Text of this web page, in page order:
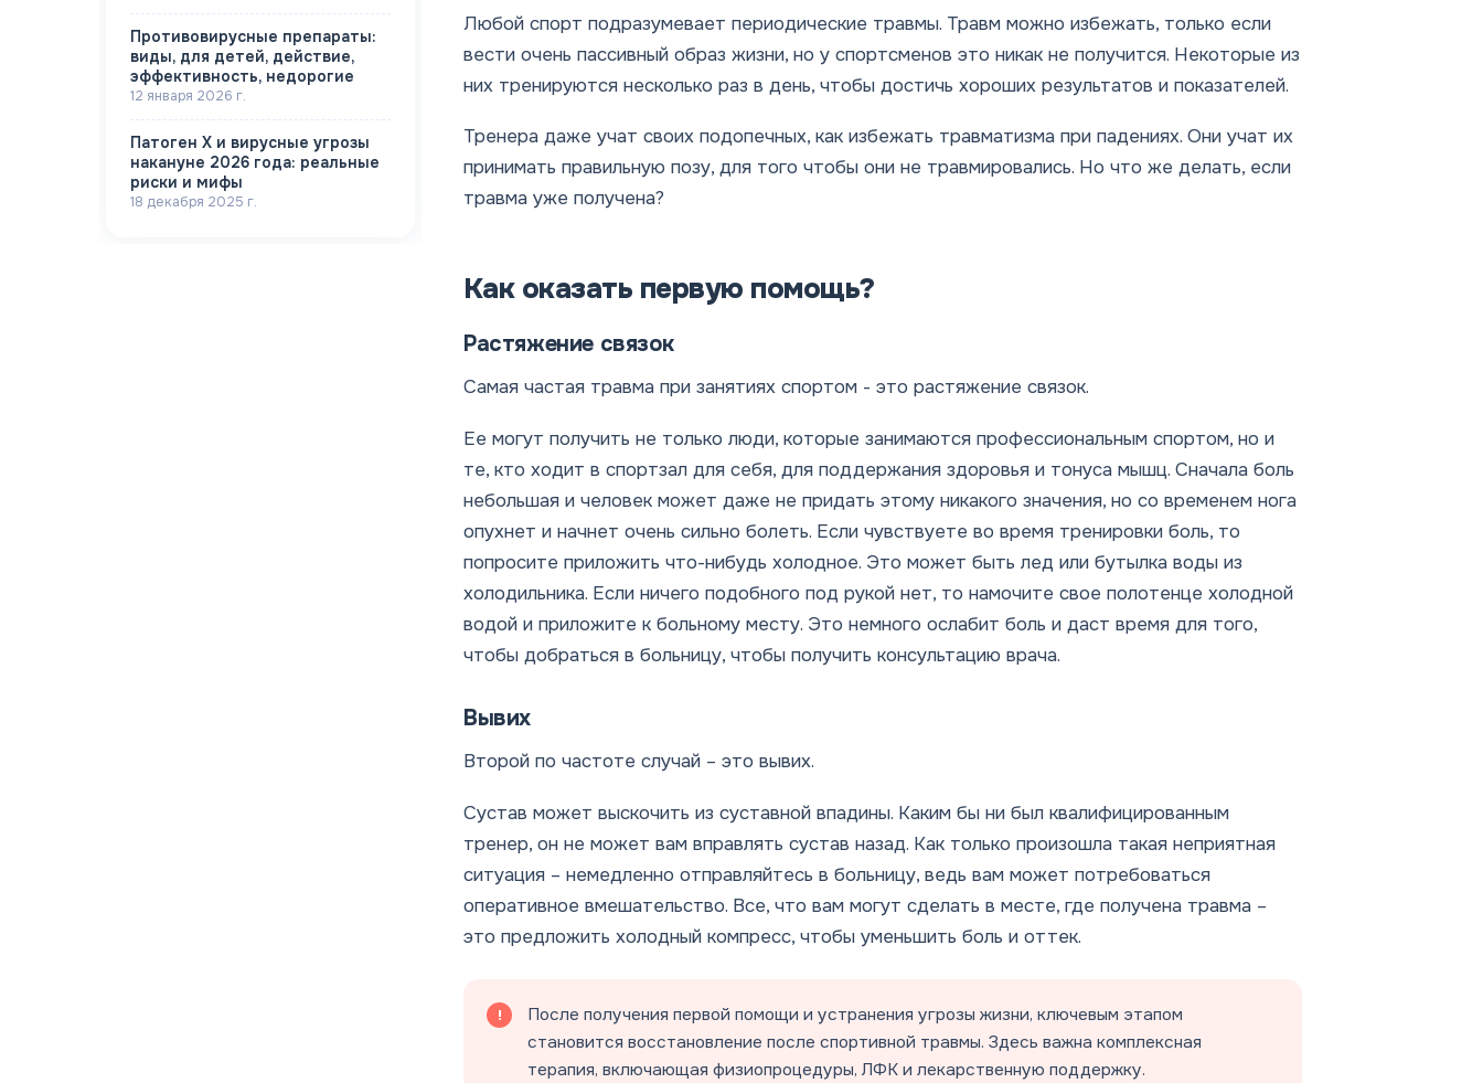
Любой спорт подразумевает периодические травмы. Травм можно избежать, только если
вести очень пассивный образ жизни, но у спортсменов это никак не получится. Некоторые из
них тренируются несколько раз в день, чтобы достичь хороших результатов и показателей.
Тренера даже учат своих подопечных, как избежать травматизма при падениях. Они учат их
принимать правильную позу, для того чтобы они не травмировались. Но что же делать, если
травма уже получена?
Как оказать первую помощь?
Растяжение связок
Самая частая травма при занятиях спортом - это растяжение связок.
Ее могут получить не только люди, которые занимаются профессиональным спортом, но и
те, кто ходит в спортзал для себя, для поддержания здоровья и тонуса мышц. Сначала боль
небольшая и человек может даже не придать этому никакого значения, но со временем нога
опухнет и начнет очень сильно болеть. Если чувствуете во время тренировки боль, то
попросите приложить что-нибудь холодное. Это может быть лед или бутылка воды из
холодильника. Если ничего подобного под рукой нет, то намочите свое полотенце холодной
водой и приложите к больному месту. Это немного ослабит боль и даст время для того,
чтобы добраться в больницу, чтобы получить консультацию врача.
Вывих
Второй по частоте случай – это вывих.
Сустав может выскочить из суставной впадины. Каким бы ни был квалифицированным
тренер, он не может вам вправлять сустав назад. Как только произошла такая неприятная
ситуация – немедленно отправляйтесь в больницу, ведь вам может потребоваться
оперативное вмешательство. Все, что вам могут сделать в месте, где получена травма –
это предложить холодный компресс, чтобы уменьшить боль и оттек.
После получения первой помощи и устранения угрозы жизни, ключевым этапом
становится восстановление после спортивной травмы. Здесь важна комплексная
терапия, включающая физиопроцедуры, ЛФК и лекарственную поддержку.
Противовирусные препараты:
виды, для детей, действие,
эффективность, недорогие
12 января 2026 г.
Патоген X и вирусные угрозы
накануне 2026 года: реальные
риски и мифы
18 декабря 2025 г.